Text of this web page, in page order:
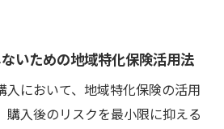
いための地域特化保険活用法
入において、地域特化保険の活用
入後のリスクを最小限に抑える